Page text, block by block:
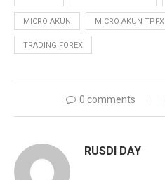
MICRO AKUN MICRO AKUN TPFX
TRADING FOREX
0 comments
RUSDI DAY